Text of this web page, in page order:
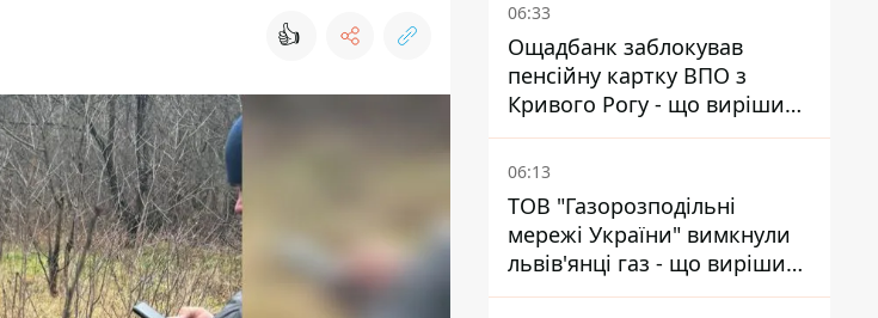
👍
06:33
Ощадбанк заблокував
пенсійну картку ВПО з
Кривого Рогу - що вирішив
суд
06:13
ТОВ "Газорозподільні
мережі України" вимкнули
львів'янці газ - що вирішив
суд